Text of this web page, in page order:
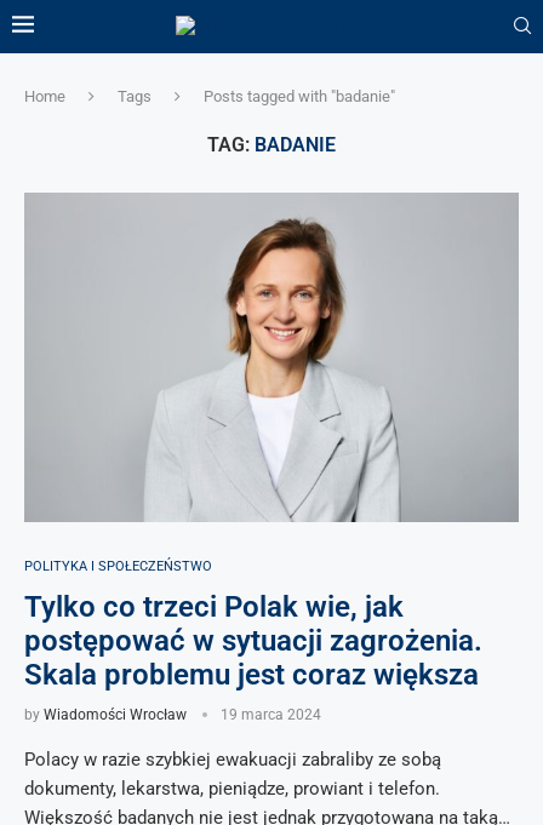
Home Tags Posts tagged with "badanie"
TAG: BADANIE
POLITYKA I SPOŁECZEŃSTWO
Tylko co trzeci Polak wie, jak
postępować w sytuacji zagrożenia.
Skala problemu jest coraz większa
by Wiadomości Wrocław 19 marca 2024
Polacy w razie szybkiej ewakuacji zabraliby ze sobą
dokumenty, lekarstwa, pieniądze, prowiant i telefon.
Większość badanych nie jest jednak przygotowana na taką…